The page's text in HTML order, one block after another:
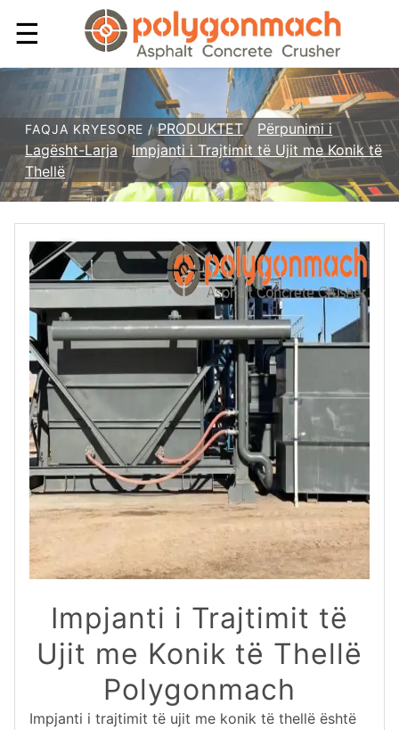
☰
FAQJA KRYESORE /PRODUKTET/ Përpunimi i
Lagësht-Larja/Impjanti i Trajtimit të Ujit me Konik të
Thellë/
Impjanti i Trajtimit të
Ujit me Konik të Thellë
Polygonmach
Impjanti i trajtimit të ujit me konik të thellë është